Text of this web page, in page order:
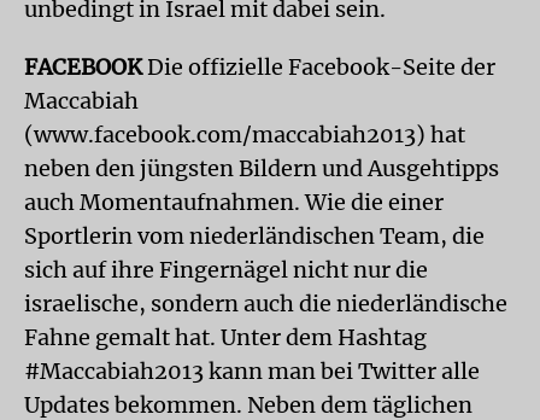
unbedingt in Israel mit dabei sein.
FACEBOOKDie offizielle Facebook-Seite der
Maccabiah
(www.facebook.com/maccabiah2013) hat
neben den jüngsten Bildern und Ausgehtipps
auch Momentaufnahmen. Wie die einer
Sportlerin vom niederländischen Team, die
sich auf ihre Fingernägel nicht nur die
israelische, sondern auch die niederländische
Fahne gemalt hat. Unter dem Hashtag
#Maccabiah2013 kann man bei Twitter alle
Updates bekommen. Neben dem täglichen